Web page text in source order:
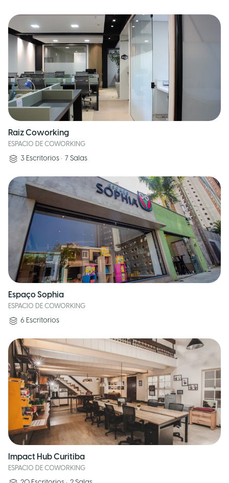
Raiz Coworking
ESPACIO DE COWORKING
3 Escritorios • 7 Salas
Espaço Sophia
ESPACIO DE COWORKING
6 Escritorios
Impact Hub Curitiba
ESPACIO DE COWORKING